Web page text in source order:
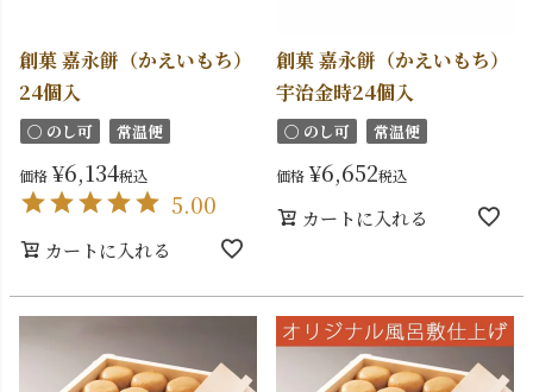
創菓 嘉永餅（かえいもち）
24個入
〇 のし可 常温便
価格 ¥6,134税込
5.00
カートに入れる
創菓 嘉永餅（かえいもち）
宇治金時24個入
〇 のし可 常温便
価格 ¥6,652税込
カートに入れる